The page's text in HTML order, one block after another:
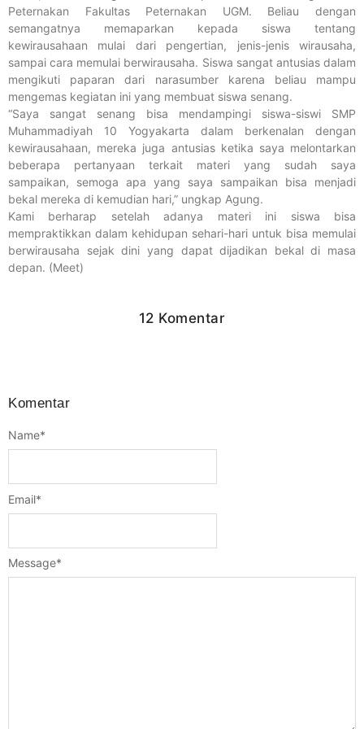
Peternakan Fakultas Peternakan UGM. Beliau dengan
semangatnya memaparkan kepada siswa tentang
kewirausahaan mulai dari pengertian, jenis-jenis wirausaha,
sampai cara memulai berwirausaha. Siswa sangat antusias dalam
mengikuti paparan dari narasumber karena beliau mampu
mengemas kegiatan ini yang membuat siswa senang.
“Saya sangat senang bisa mendampingi siswa-siswi SMP
Muhammadiyah 10 Yogyakarta dalam berkenalan dengan
kewirausahaan, mereka juga antusias ketika saya melontarkan
beberapa pertanyaan terkait materi yang sudah saya
sampaikan, semoga apa yang saya sampaikan bisa menjadi
bekal mereka di kemudian hari,” ungkap Agung.
Kami berharap setelah adanya materi ini siswa bisa
mempraktikkan dalam kehidupan sehari-hari untuk bisa memulai
berwirausaha sejak dini yang dapat dijadikan bekal di masa
depan. (Meet)
12 Komentar
Komentar
Message*
Name*
Email*